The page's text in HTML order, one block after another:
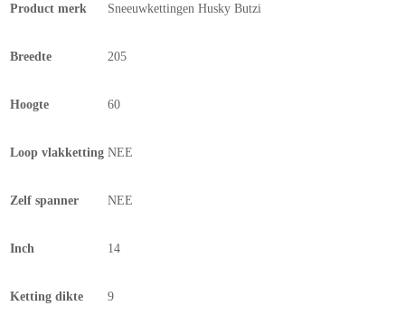
Product merk Sneeuwkettingen Husky Butzi
Breedte 205
Hoogte 60
Loop vlakketting NEE
Zelf spanner NEE
Inch 14
Ketting dikte 9